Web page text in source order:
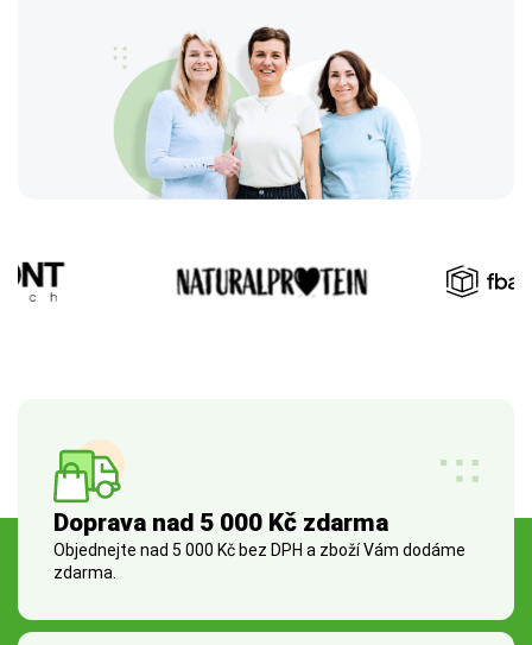
Doprava nad 5 000 Kč zdarma
Objednejte nad 5 000 Kč bez DPH a zboží Vám dodáme
zdarma.